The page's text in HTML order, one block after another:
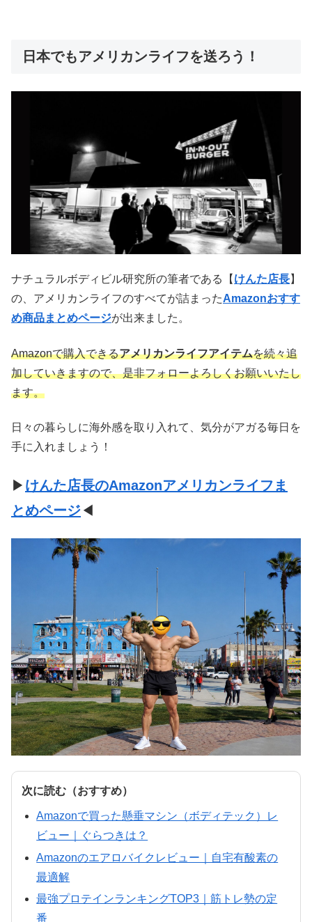
日本でもアメリカンライフを送ろう！
ナチュラルボディビル研究所の筆者である【 けんた店長】
の、アメリカンライフのすべてが詰まったAmazonおすす
め商品まとめページが出来ました。
Amazonで購入できるアメリカンライフアイテムを続々追
加していきますので、是非フォローよろしくお願いいたし
ます。
日々の暮らしに海外感を取り入れて、気分がアガる毎日を
手に入れましょう！
▶ けんた店長のAmazonアメリカンライフま
とめページ◀
次に読む（おすすめ）
Amazonで買った懸垂マシン（ボディテック）レ
ビュー｜ぐらつきは？
Amazonのエアロバイクレビュー｜自宅有酸素の
最適解
最強プロテインランキングTOP3｜筋トレ勢の定
番